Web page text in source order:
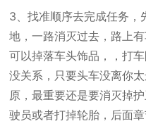
3、找准顺序去完成任务，
地，一路消灭过去，路上
可以掉落车头饰品，，打
没关系，只要头车没离你
原，最重要还是要消灭掉
驶员或者打掉轮胎，后面